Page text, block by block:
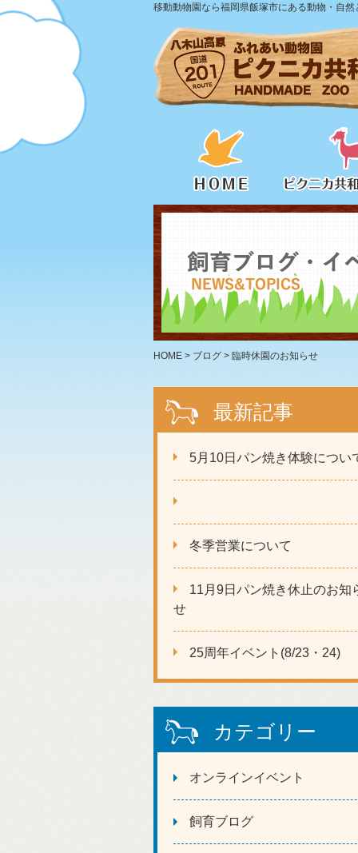
移動動物園なら福岡県飯塚市にある動物・自
HOME > ブログ > 臨時休園のお知らせ
最新記事
5月10日パン焼き体験につい
冬季営業について
11月9日パン焼き休止のお知
せ
25周年イベント(8/23・24)
カテゴリー
オンラインイベント
飼育ブログ